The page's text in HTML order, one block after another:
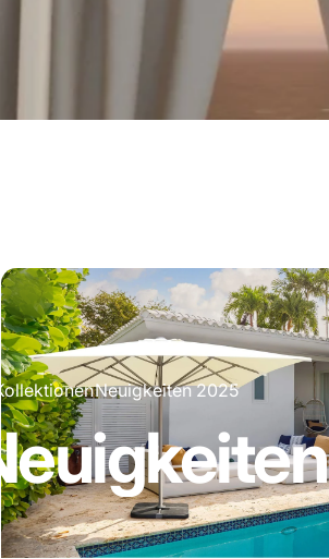
KollektionenNeuigkeiten 2025
Neuigkeiten